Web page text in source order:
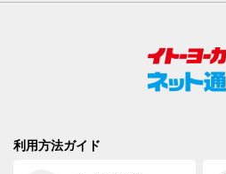
利用方法ガイド